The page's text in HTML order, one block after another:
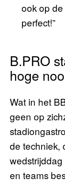
ook op
perfect!”
B.PRO
hoge
Wat in het
geen op
de techniek,
en teams